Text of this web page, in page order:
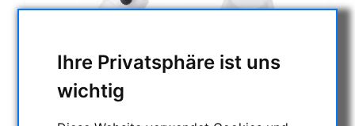
Ihre Privatsphäre ist uns
wichtig